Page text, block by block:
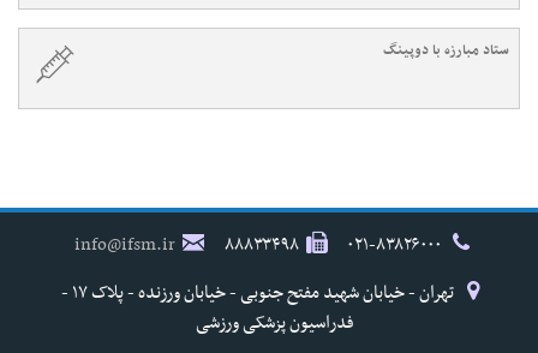
ستاد مبارزه با دوپینگ
۸۸۸۳۳۴۹۸
info@ifsm.ir
تهران - خیابان شهید مفتح جنوبی - خیابان ورزنده - پلاک ۱۷ -
فدراسیون پزشکی ورزشی